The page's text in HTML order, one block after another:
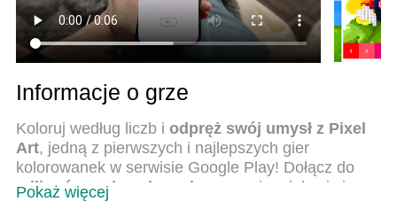
Informacje o grze
Koloruj według liczb i odpręż swój umysł z Pixel
Art, jedną z pierwszych i najlepszych gier
kolorowanek w serwisie Google Play! Dołącz do
milionów zadowolonych graczy
i zrelaksuj się
przy grze w kolorowanie za pomocą liczb od
Pokaż więcej